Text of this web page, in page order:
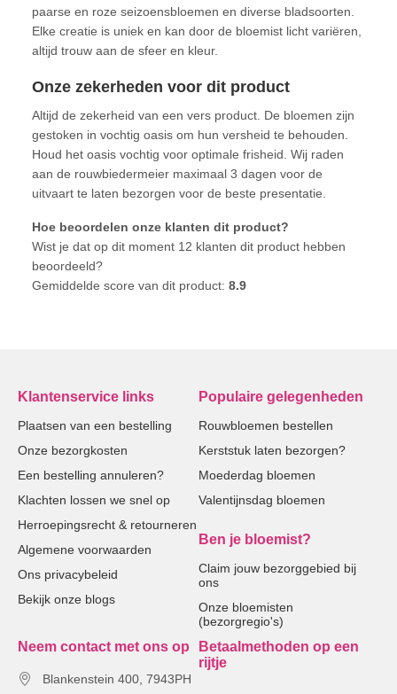
paarse en roze seizoensbloemen en diverse bladsoorten.
Elke creatie is uniek en kan door de bloemist licht variëren,
altijd trouw aan de sfeer en kleur.
Onze zekerheden voor dit product
Altijd de zekerheid van een vers product. De bloemen zijn
gestoken in vochtig oasis om hun versheid te behouden.
Houd het oasis vochtig voor optimale frisheid. Wij raden
aan de rouwbiedermeier maximaal 3 dagen voor de
uitvaart te laten bezorgen voor de beste presentatie.
Hoe beoordelen onze klanten dit product?
Wist je dat op dit moment 12 klanten dit product hebben
beoordeeld?
Gemiddelde score van dit product:8.9
Klantenservice links
Plaatsen van een bestelling
Onze bezorgkosten
Een bestelling annuleren?
Klachten lossen we snel op
Herroepingsrecht & retourneren
Algemene voorwaarden
Ons privacybeleid
Bekijk onze blogs
Populaire gelegenheden
Rouwbloemen bestellen
Kerststuk laten bezorgen?
Moederdag bloemen
Valentijnsdag bloemen
Ben je bloemist?
Claim jouw bezorggebied bij
ons
Onze bloemisten
(bezorgregio's)
Neem contact met ons op
Blankenstein 400, 7943PH
Betaalmethoden op een
rijtje